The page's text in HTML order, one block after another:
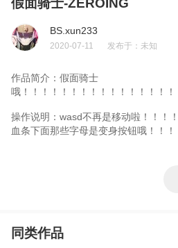
假面骑士-ZEROING
BS.xun233
2020-07-11 发布于： 未知
作品简介： 假面骑士
哦！！！！！！！！！！！！！！！
xun233良心之作（一次性做完的）
活动什么的，节日再说吧
操作说明： wasd不再是移动啦！！！！
血条下面那些字母是变身按钮哦！！！
同类作品